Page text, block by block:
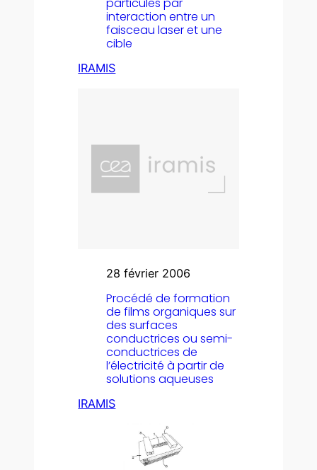
interaction entre un
faisceau laser et une
cible
IRAMIS
28 février 2006
Procédé de formation
de films organiques sur
des surfaces
conductrices ou semi-
conductrices de
l’électricité à partir de
solutions aqueuses
IRAMIS